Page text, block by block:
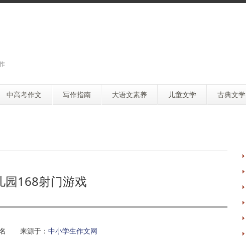
中高考作文 写作指南 大语文素养 儿童文学 古典文学
园168射门游戏
名 来源于： 中小学生作文网